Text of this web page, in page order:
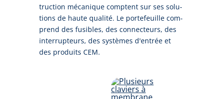
truc­tion mé­ca­ni­que comp­tent sur ses so­lu­
tions de hau­te qua­li­té. Le por­te­feuil­le com­
prend des fu­si­bles, des con­nec­teurs, des
in­ter­rup­teurs, des sys­tè­mes d'en­trée et
des pro­duits CEM.